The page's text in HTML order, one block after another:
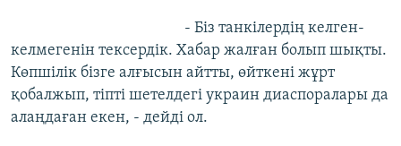
- Біз танкілердің келген-
келмегенін тексердік. Хабар жалған болып шықты.
Көпшілік бізге алғысын айтты, өйткені жұрт
қобалжып, тіпті шетелдегі украин диаспоралары да
алаңдаған екен, - дейді ол.